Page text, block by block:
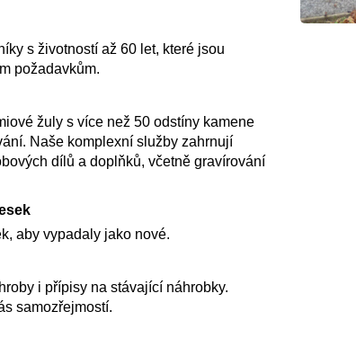
s životností až 60 let, které jsou
požadavkům.
žuly s více než 50 odstíny kamene
Naše komplexní služby zahrnují
dílů a doplňků, včetně gravírování
aby vypadaly jako nové.
i přípisy na stávající náhrobky.
samozřejmostí.